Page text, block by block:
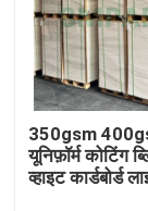
उत्पाद
हमारे बारे में
फैक्टरी यात्रा
350gsm
यूनिफ़ॉर्म कोटिंग
व्हाइट कार्डबोर्ड